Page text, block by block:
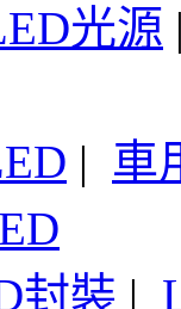
光源
| 車
封裝 |